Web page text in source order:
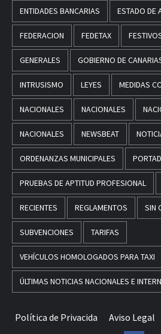
ENTIDADES BANCARIAS ESTADO DE
FEDERACION FEDETAX
GENERALES GOBIERNO DE
INTRUSISMO LEYES MEDIDAS
NACIONALES NACIONALES
NACIONALES NEWSBEAT
ORDENANZAS MUNICIPALES
PRUEBAS DE APTITUD PROFESIONAL
RECIENTES REGLAMENTOS SIN
SUBVENCIONES TARIFAS
VEHÍCULOS HOMOLOGADOS PARA TAXI
ÚLTIMAS NOTICIAS NACIONALES E
Política de Privacida Aviso Legal